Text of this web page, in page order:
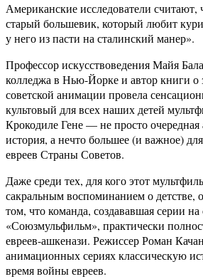
Американские исследователи
старый большевик, который любит
у него из пасти на сталинский манер».
Профессор искусствоведения Майя
колледжа в Нью-Йорке и автор книги о
советской анимации провела
культовый для всех наших детей
Крокодиле Гене — не просто
история, а нечто большее (и важное)
евреев Страны Советов.
Даже среди тех, для кого этот
сакральным воспоминанием о детстве,
том, что команда, создававшая серии на
«Союзмульфильм», практически
евреев-ашкенази. Режиссер Роман
анимационных сериях классическую
время войны евреев.